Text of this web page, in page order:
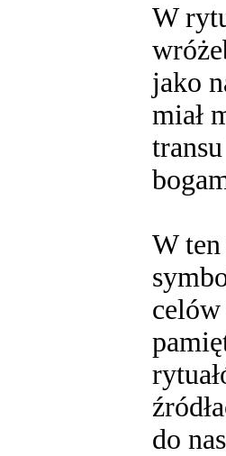
W
jako
miał
W ten
do